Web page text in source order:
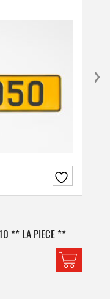
** LA PIECE **